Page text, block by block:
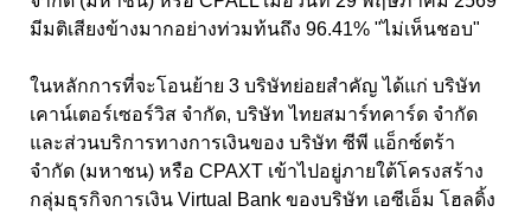
มีมติเสียงข้างมากอย่างท่วมท้นถึง 96.41% "ไม่เห็นชอบ"
ในหลักการที่จะโอนย้าย 3 บริษัทย่อยสำคัญ ได้แก่ บริษัท
เคาน์เตอร์เซอร์วิส จำกัด, บริษัท ไทยสมาร์ทคาร์ด จำกัด
และส่วนบริการทางการเงินของ บริษัท ซีพี แอ็กซ์ตร้า
จำกัด (มหาชน) หรือ CPAXT เข้าไปอยู่ภายใต้โครงสร้าง
กลุ่มธุรกิจการเงิน Virtual Bank ของบริษัท เอซีเอ็ม โฮลดิ้ง